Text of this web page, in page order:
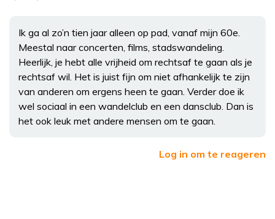
Ik ga al zo’n tien jaar alleen op pad, vanaf mijn 60e.
Meestal naar concerten, films, stadswandeling.
Heerlijk, je hebt alle vrijheid om rechtsaf te gaan als je
rechtsaf wil. Het is juist fijn om niet afhankelijk te zijn
van anderen om ergens heen te gaan. Verder doe ik
wel sociaal in een wandelclub en een dansclub. Dan is
het ook leuk met andere mensen om te gaan.
Log in om te reageren